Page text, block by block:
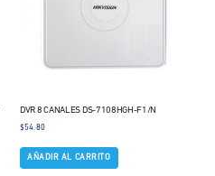
DVR 8 CANALES DS-7108HGH-F1/N
$54.80
AÑADIR AL CARRITO